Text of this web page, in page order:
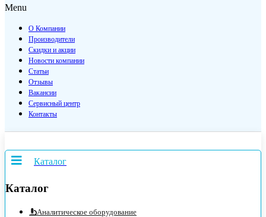
Menu
О Компании
Производители
Скидки и акции
Новости компании
Статьи
Отзывы
Вакансии
Сервисный центр
Контакты
Каталог
Каталог
Аналитическое оборудование